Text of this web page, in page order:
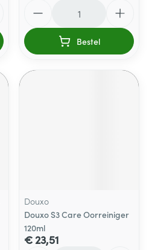
Bestel
Douxo
Douxo S3 Care Oorreiniger
120ml
€ 23,51